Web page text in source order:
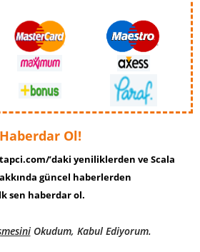
Haberdar Ol!
’daki yeniliklerden ve Scala
güncel haberlerden
sen haberdar ol.
Okudum, Kabul Ediyorum.